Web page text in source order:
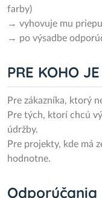
farby)
→ vyhovuje mu
→ po výsadbe
PRE KOHO
Pre zákazníka, ktorý
Pre tých, ktorí chcú
údržby.
Pre projekty, kde má
hodnotne.
Odporúčania